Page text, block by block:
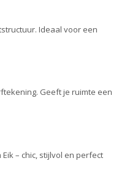
Ideaal voor een
Geeft je ruimte een
– chic, stijlvol en perfect